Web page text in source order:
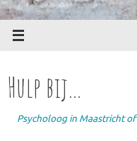
Hulp bij…
Psycholoog in Maastricht